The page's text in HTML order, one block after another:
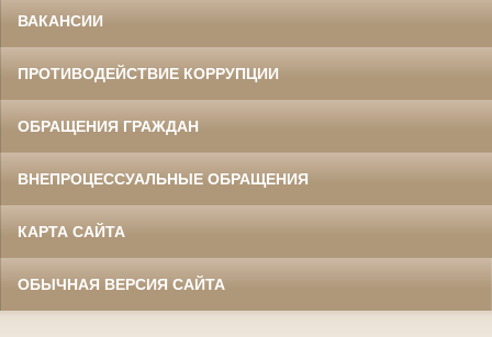
ВАКАНСИИ
ПРОТИВОДЕЙСТВИЕ КОРРУПЦИИ
ОБРАЩЕНИЯ ГРАЖДАН
ВНЕПРОЦЕССУАЛЬНЫЕ ОБРАЩЕНИЯ
КАРТА САЙТА
ОБЫЧНАЯ ВЕРСИЯ САЙТА